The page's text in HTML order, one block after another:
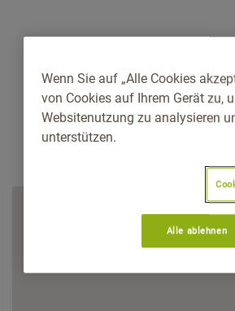
Wenn Sie auf „Alle Cookies
von Cookies auf Ihrem Gerät zu,
Websitenutzung zu analysieren
unterstützen.
Alle ablehnen